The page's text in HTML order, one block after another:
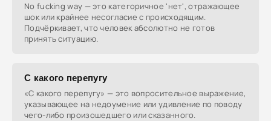
No fucking way — это категоричное 'нет', отражающее
шок или крайнее несогласие с происходящим.
Подчёркивает, что человек абсолютно не готов
принять ситуацию.
С какого перепугу
«С какого перепугу» — это вопросительное выражение,
указывающее на недоумение или удивление по поводу
чего-либо произошедшего или сказанного.